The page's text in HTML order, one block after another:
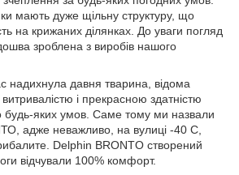
мають дуже щільну структуру, що
на крижаних ділянках. До уваги погляд
зроблена з виробів нашого
давня тварина, відома
і прекрасною здатністю
будь-яких умов. Саме тому ми назвали
адже неважливо, на вулиці -40 С,
Delphin BRONTO створений
відчували 100% комфорт.